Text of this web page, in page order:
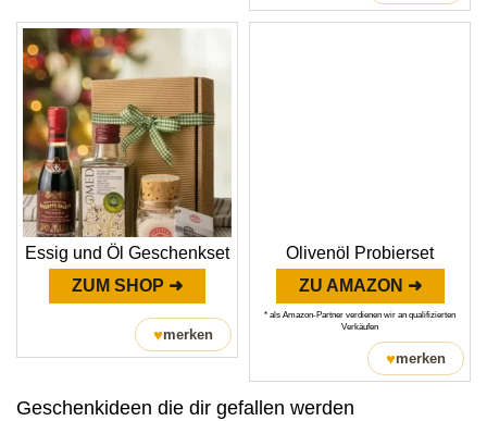
Essig und Öl Geschenkset
ZUM SHOP ➜
♥merken
Olivenöl Probierset
ZU AMAZON ➜
* als Amazon-Partner verdienen wir an qualifizierten
Verkäufen
♥merken
Geschenkideen die dir gefallen werden